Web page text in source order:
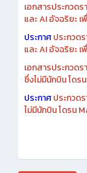
เอกสารประกวด
และ AI อัจฉริยะ
ประกาศประกวด
และ AI อัจฉริยะ
เอกสารประกวด
ซึ่งไม่มีนักบิน โด
ประกาศประกวด
ไม่มีนักบิน โดรน